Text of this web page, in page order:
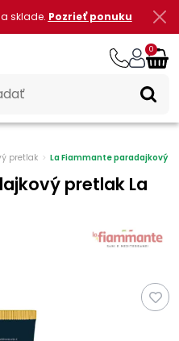
sklade. Pozrieť ponuku
0
pretlak La Fiammante paradajkový
pretlak La